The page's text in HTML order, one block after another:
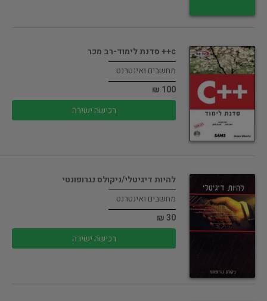
c++ סדנת לימוד-רב מכר
מחשבים ואינטרנט
100 ₪
רכישה ישירה
להיות דיגיטלי/ניקולס נגרופונטי
מחשבים ואינטרנט
30 ₪
רכישה ישירה